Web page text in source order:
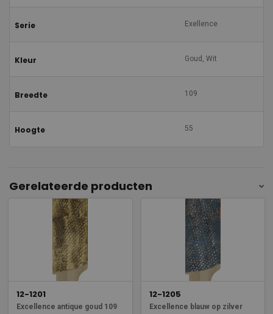
Serie Exellence
Kleur Goud, Wit
Breedte 109
Hoogte 55
Gerelateerde producten
12-1201
Excellence antique goud 109
12-1205
Excellence blauw op zilver